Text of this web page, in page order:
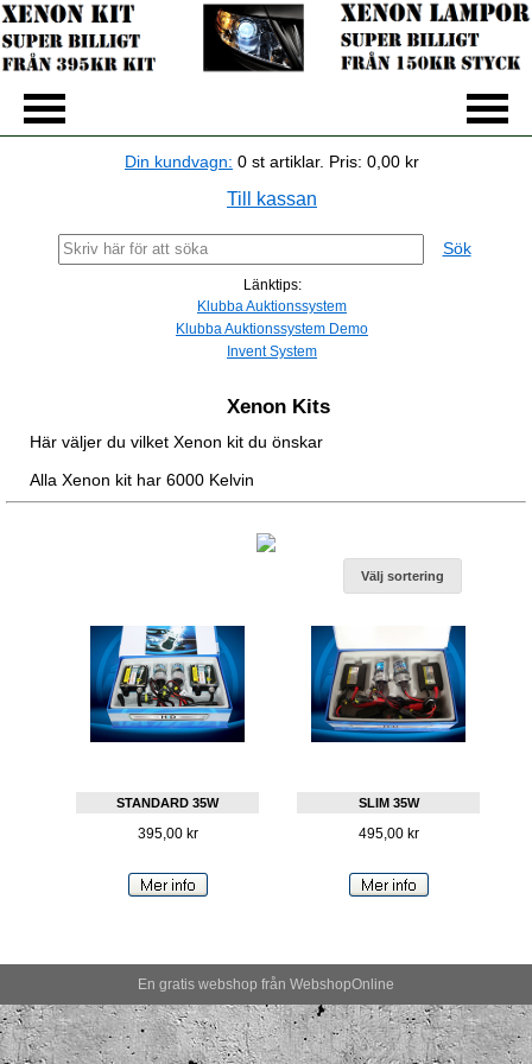
Din kundvagn: 0 st artiklar. Pris: 0,00 kr
Till kassan
Sök
Länktips:
Klubba Auktionssystem
Klubba Auktionssystem Demo
Invent System
Xenon Kits
Här väljer du vilket Xenon kit du önskar
Alla Xenon kit har 6000 Kelvin
Välj sortering
STANDARD 35W
395,00 kr
SLIM 35W
495,00 kr
En gratis webshop från WebshopOnline